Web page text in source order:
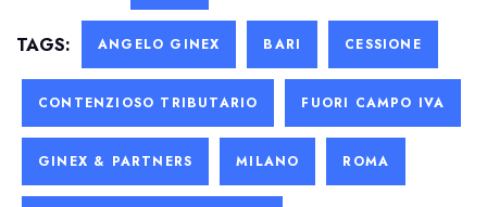
TAGS: ANGELO GINEX BARI CESSIONE
CONTENZIOSO TRIBUTARIO FUORI CAMPO IVA
GINEX & PARTNERS MILANO ROMA